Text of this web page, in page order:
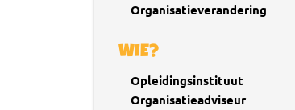
Organisatieverandering
WIE?
Opleidingsinstituut
Organisatieadviseur